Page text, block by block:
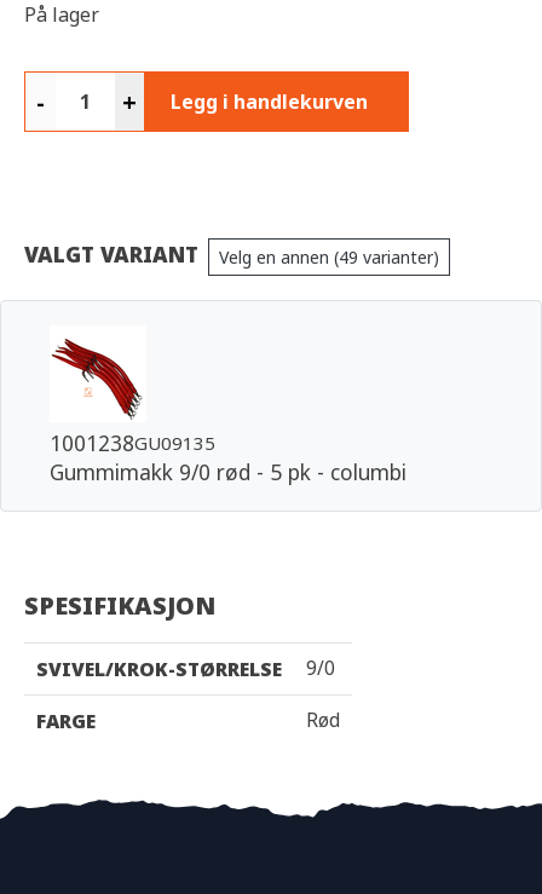
På lager
- + Legg i handlekurven
VALGT VARIANT Velg en annen (49 varianter)
1001238GU09135
Gummimakk 9/0 rød - 5 pk - columbi
SPESIFIKASJON
SVIVEL/KROK-STØRRELSE
9/0
FARGE
Rød